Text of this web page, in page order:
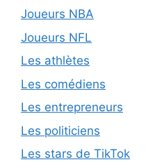
Joueurs NBA
Joueurs NFL
Les athlètes
Les comédiens
Les entrepreneurs
Les politiciens
Les stars de TikTok